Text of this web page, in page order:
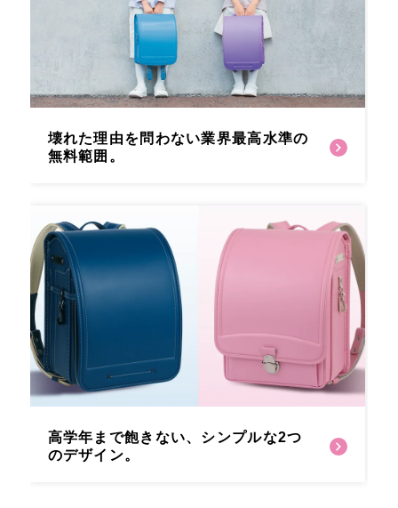
壊れた理由を問わない業界最高水準の
無料範囲。
高学年まで飽きない、 シンプルな2つ
のデザイン。